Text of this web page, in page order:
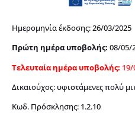
Ημερομηνία έκδοσης: 26/03/2025
Πρώτη ημέρα υποβολής: 08/05/
Τελευταία ημέρα υποβολής:
Δικαιούχος: υφιστάμενες πολύ
Κωδ. Πρόσκλησης: 1.2.10